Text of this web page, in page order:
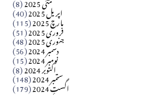
احتجاج کی ضرورت ہے؟ از،،، ظہیرالدین
اپریل 2025 (40) مارچ 2025 (115) فروری 2025 (51) جنوری 2025 (48) دسمبر 2024 (56) نومبر 2024 (15) اکتوبر 2024 (8) ستمبر 2024 (148) اگست 2024 (179)